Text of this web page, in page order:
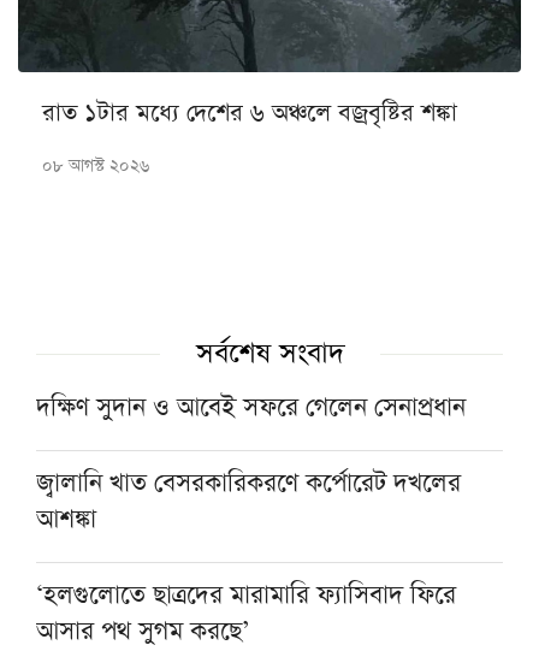
রাত ১টার মধ্যে দেশের ৬ অঞ্চলে বজ্রবৃষ্টির শঙ্কা
০৮ আগস্ট ২০২৬
সর্বশেষ সংবাদ
দক্ষিণ সুদান ও আবেই সফরে গেলেন সেনাপ্রধান
জ্বালানি খাত বেসরকারিকরণে কর্পোরেট দখলের
আশঙ্কা
‘হলগুলোতে ছাত্রদের মারামারি ফ্যাসিবাদ ফিরে
আসার পথ সুগম করছে’